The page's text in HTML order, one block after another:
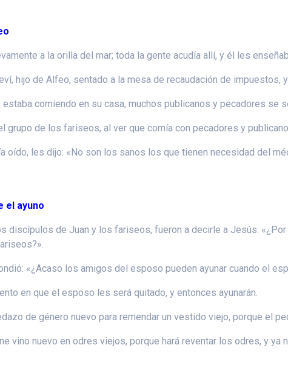
a la orilla del mar; toda la gente acudía allí, y él les
hijo de Alfeo, sentado a la mesa de recaudación de impuestos,
comiendo en su casa, muchos publicanos y pecadores se
grupo de los fariseos, al ver que comía con pecadores y
oído, les dijo: «No son los sanos los que tienen necesidad del
el ayuno
discípulos de Juan y los fariseos, fueron a decirle a Jesús:
«¿Acaso los amigos del esposo pueden ayunar cuando el
en que el esposo les será quitado, y entonces ayunarán.
de género nuevo para remendar un vestido viejo, porque el
vino nuevo en odres viejos, porque hará reventar los odres, y ya